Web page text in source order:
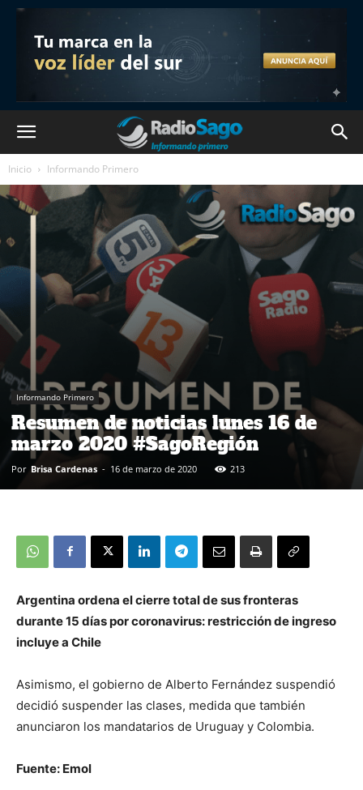
Inicio Informando Primero
Informando Primero
Resumen de noticias lunes 16 de
marzo 2020 #SagoRegión
Por Brisa Cardenas - 16 de marzo de 2020 213
Argentina ordena el cierre total de sus fronteras
durante 15 días por coronavirus: restricción de ingreso
incluye a Chile
Asimismo, el gobierno de Alberto Fernández suspendió
decidió suspender las clases, medida que también
anunciaron los mandatarios de Uruguay y Colombia.
Fuente: Emol